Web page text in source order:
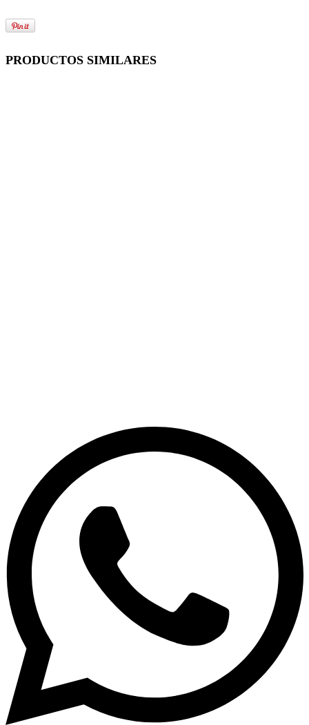
PRODUCTOS SIMILARES